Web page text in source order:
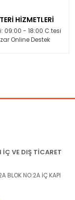
HİZMETLERİ
09:00 - 18:00 C.tesi
Online Destek
İÇ VE DIŞ TİCARET
NO:2A İÇ KAPI